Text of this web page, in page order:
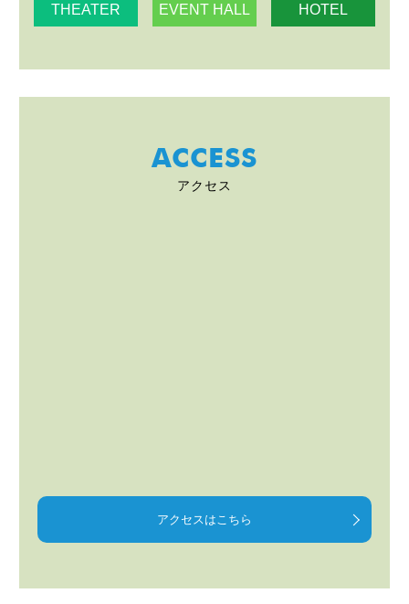
THEATER EVENT HALL HOTEL
ACCESS
アクセス
アクセスはこちら